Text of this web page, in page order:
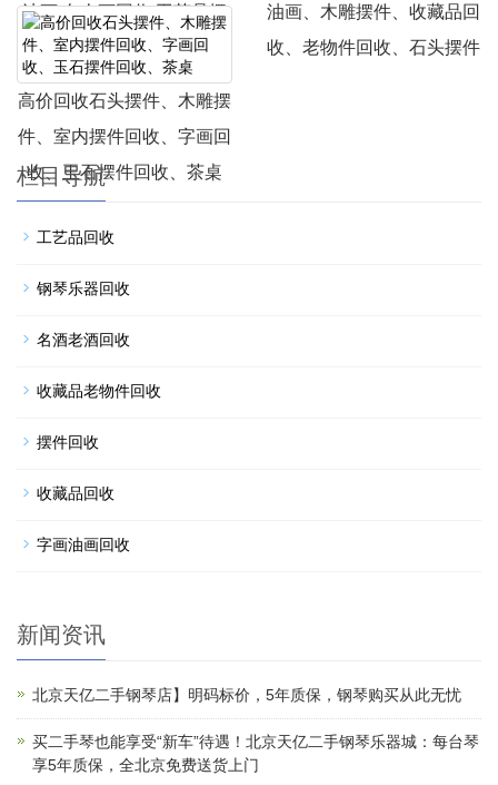
油画 名人画回收 工艺品摆
件 石雕摆件
油画、木雕摆件、收藏品回
收、老物件回收、石头摆件
高价回收石头摆件、木雕摆
件、室内摆件回收、字画回
收、玉石摆件回收、茶桌
栏目导航
工艺品回收
钢琴乐器回收
名酒老酒回收
收藏品老物件回收
摆件回收
收藏品回收
字画油画回收
新闻资讯
北京天亿二手钢琴店】明码标价，5年质保，钢琴购买从此无忧
买二手琴也能享受“新车”待遇！北京天亿二手钢琴乐器城：每台琴
享5年质保，全北京免费送货上门